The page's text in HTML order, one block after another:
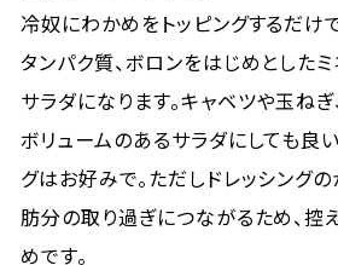
冷奴にわかめをトッピングするだけ
タンパク質、ボロンをはじめとした
サラダになります。キャベツや玉ね
ボリュームのあるサラダにしても良い
グはお好みで。ただしドレッシング
肪分の取り過ぎにつながるため、控
めです。